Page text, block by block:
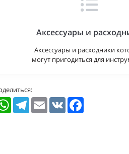
Аксессуары и
Аксессуары и расходники
могут пригодиться для
WhatsAppTelegramEmail VK